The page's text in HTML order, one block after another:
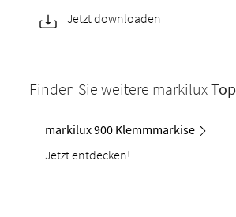
Jetzt downloaden
Finden Sie weitere markilux
markilux 900 Klemmmarkise
Jetzt entdecken!